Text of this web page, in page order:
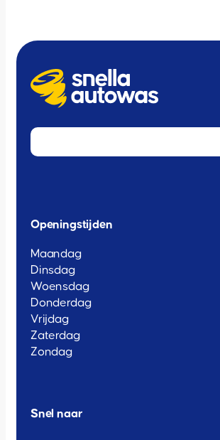
Openingstijden
Maandag
Dinsdag
Woensdag
Donderdag
Vrijdag
Zaterdag
Zondag
Snel naar